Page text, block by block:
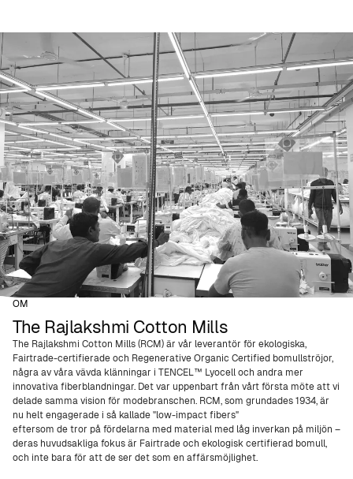
OM
The Rajlakshmi Cotton Mills
The Rajlakshmi Cotton Mills (RCM) är vår leverantör för ekologiska,
Fairtrade-certifierade och Regenerative Organic Certified bomullströjor,
några av våra vävda klänningar i TENCEL™ Lyocell och andra mer
innovativa fiberblandningar. Det var uppenbart från vårt första möte att vi
delade samma vision för modebranschen. RCM, som grundades 1934, är
nu helt engagerade i så kallade "low-impact fibers"
eftersom de tror på fördelarna med material med låg inverkan på miljön –
deras huvudsakliga fokus är Fairtrade och ekologisk certifierad bomull,
och inte bara för att de ser det som en affärsmöjlighet.